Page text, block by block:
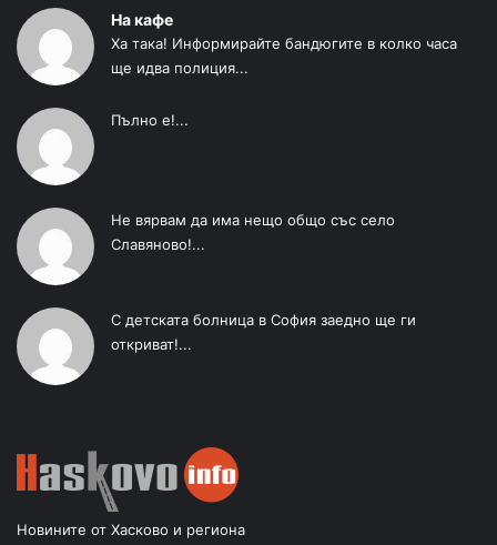
На кафе
Ха така! Информирайте бандюгите в колко часа
ще идва полиция...
Пълно е!...
Не вярвам да има нещо общо със село
Славяново!...
С детската болница в София заедно ще ги
откриват!...
Новините от Хасково и региона